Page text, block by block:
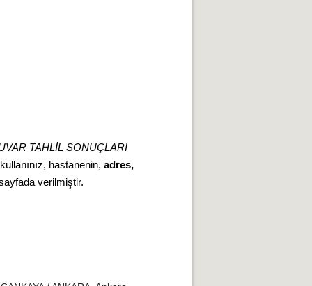
TAHLİL SONUÇLARI
hastanenin, adres,
verilmiştir.